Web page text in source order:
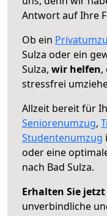
Antwort auf Ihre
Ob ein
Sulza oder ein
Sulza, wir helfen,
stressfrei
Allzeit bereit für
Seniorenumzug,
Studentenumzug
oder eine
nach Bad Sulza.
Erhalten Sie jetzt
unverbindliche